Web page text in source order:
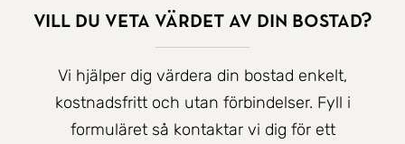
Vill du veta värdet av din bostad?
Vi hjälper dig värdera din bostad enkelt,
kostnadsfritt och utan förbindelser. Fyll i
formuläret så kontaktar vi dig för ett